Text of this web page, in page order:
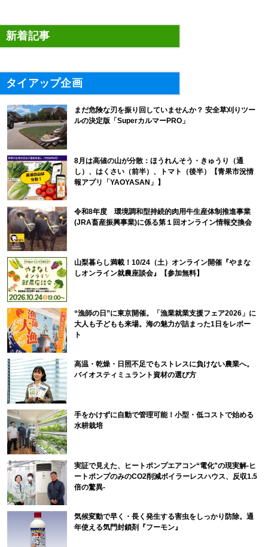
新着記事
タイアップ企画
まだ危険な刃を振り回していませんか？ 安全草刈りツー
ルの決定版「SuperカルマーPRO」
8月は高値の山が分散：ほうれんそう・きゅうり（通
し）、はくさい（前半）、トマト（後半）【青果市況情
報アプリ「YAOYASAN」】
令和8年度 環境調和型持続的肉用牛生産体制推進事業
(JRA畜産振興事業)に係る第１回オンライン情報交換会
山梨暮らし満載！10/24（土）オンライン開催『やまな
しオンライン就農座談会』【参加無料】
“漁師の日”に東京開催。「漁業就業支援フェア2026」に
大人も子どもも来場。海の魅力が詰まった1日をレポー
ト
高温・乾燥・日照不足でもストレスに負けない農業へ。
バイオスティミュラント資材の選び方
手をかけずに自動で管理可能！小型・低コストで始める
水耕栽培
実証で見えた、ヒートポンプエアコン“電化”の現実解-ヒ
ートポンプのみのCO2削減ボイラーレスハウス、反収1.5
倍の驚異-
気候変動で早く・長く発生する害虫をしっかり防除。通
年使える気門封鎖剤『フーモン』